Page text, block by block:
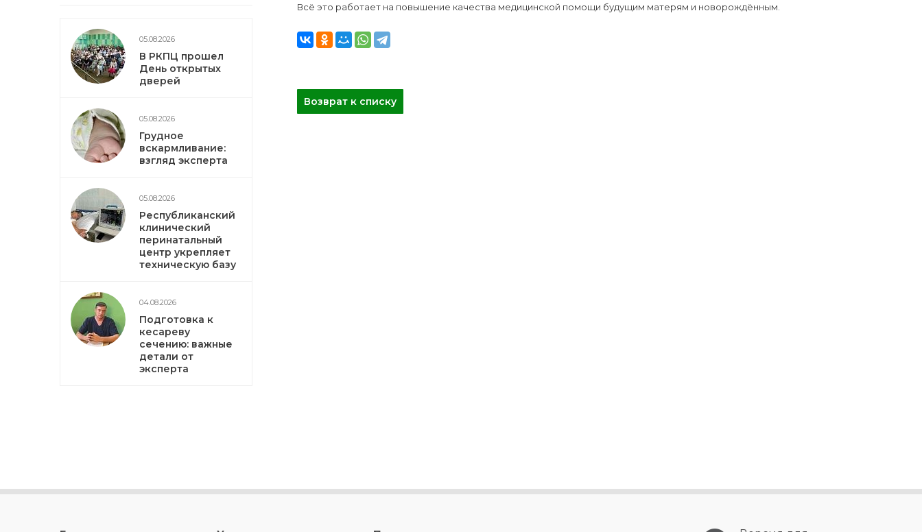
05.08.2026
В РКПЦ прошел
День открытых
дверей
05.08.2026
Грудное
вскармливание:
взгляд эксперта
05.08.2026
Республиканский
клинический
перинатальный
центр укрепляет
техническую базу
04.08.2026
Подготовка к
кесареву
сечению: важные
детали от
эксперта
Всё это работает на повышение качества медицинской помощи будущим матерям и новорождённым.
Возврат к списку